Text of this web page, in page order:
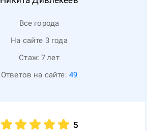
Все города
На сайте 3 года
Стаж: 7лет
Ответов на сайте: 49
5